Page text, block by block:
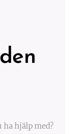
ha hjälp med?